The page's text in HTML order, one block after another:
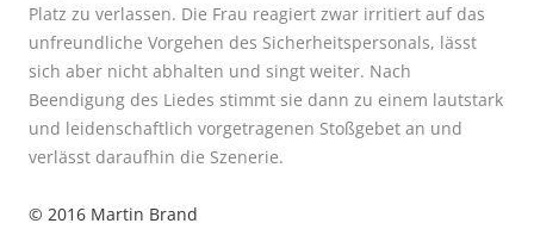
Platz zu verlassen. Die Frau reagiert zwar irritiert auf das
unfreundliche Vorgehen des Sicherheitspersonals, lässt
sich aber nicht abhalten und singt weiter. Nach
Beendigung des Liedes stimmt sie dann zu einem lautstark
und leidenschaftlich vorgetragenen Stoßgebet an und
verlässt daraufhin die Szenerie.
© 2016 Martin Brand